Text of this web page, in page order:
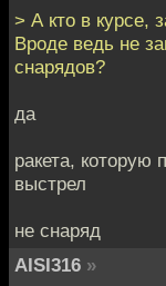
> А кто в курсе,
Вроде ведь не
снарядов?
да
ракета, которую
выстрел
не снаряд
AISI316 »